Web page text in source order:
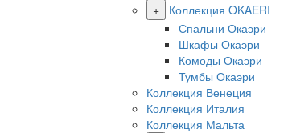
+
Коллекция OKAERI
Спальни Окаэри
Шкафы Окаэри
Комоды Окаэри
Тумбы Окаэри
Коллекция Венеция
Коллекция Италия
Коллекция Мальта